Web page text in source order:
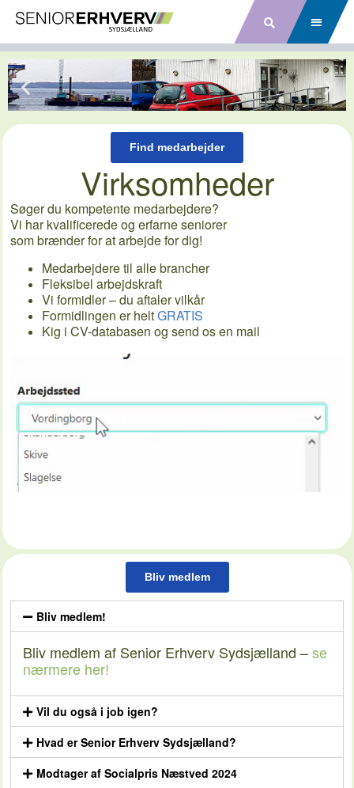
Find medarbejder
Virksomheder
Søger du kompetente medarbejdere?
Vi har kvalificerede og erfarne seniorer
som brænder for at arbejde for dig!
Medarbejdere til alle brancher
Fleksibel arbejdskraft
Vi formidler – du aftaler vilkår
Formidlingen er heltGRATIS
Kig i CV-databasen og send os en mail
Bliv medlem
Bliv medlem!
Bliv medlem af Senior Erhverv Sydsjælland –se
nærmere her!
Vil du også i job igen?
Hvad er Senior Erhverv Sydsjælland?
Modtager af Socialpris Næstved 2024